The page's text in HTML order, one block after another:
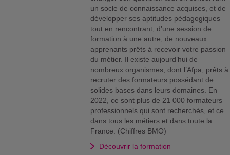
un socle de connaissance acquises, et de
développer ses aptitudes pédagogiques
tout en rencontrant, d’une session de
formation à une autre, de nouveaux
apprenants prêts à recevoir votre passion
du métier. Il existe aujourd’hui de
nombreux organismes, dont l’Afpa, prêts à
recruter des formateurs possédant de
solides bases dans leurs domaines. En
2022, ce sont plus de 21 000 formateurs
professionnels qui sont recherchés, et ce
dans tous les métiers et dans toute la
France. (Chiffres BMO)
Découvrir la formation